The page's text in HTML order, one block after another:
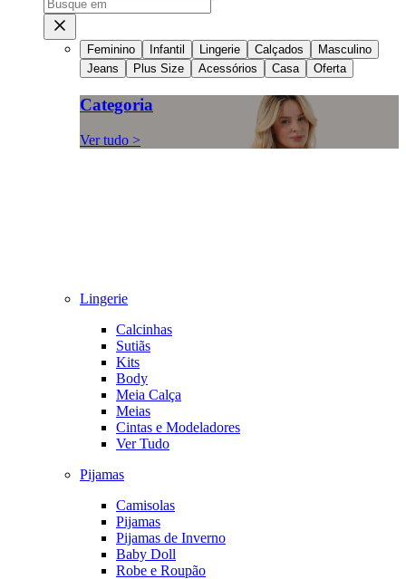
Feminino Infantil Lingerie Calçados
Masculino
Jeans
Plus Size Acessórios Casa Oferta
Categoria
Ver tudo >
Lingerie
Calcinhas
Sutiãs
Kits
Body
Meia Calça
Meias
Cintas e Modeladores
Ver Tudo
Pijamas
Camisolas
Pijamas
Pijamas de Inverno
Baby Doll
Robe e Roupão